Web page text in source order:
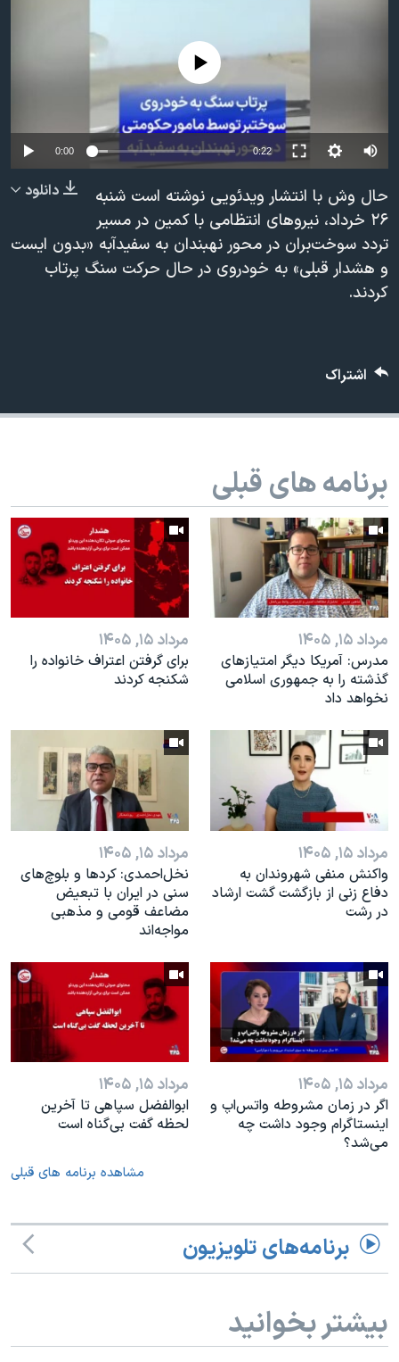
حقوق شهروندی
علم و فناوری
اسرائیل در جنگ
آرشیو پخش زنده
انتخابات ریاست جمهوری آمریکا ۲۰۲۴
حمله جمهوری اسلامی به اسرائیل
ورزش زنان در ایران
مجموعه مستندهای دادخواهی
تریبونال مردمی آبان ۹۸
دادگاه حمید نوری
اعتراضات مردمی آبان ۹۸
همایش محافظه‌کاران آمریکا «سی‌پک»
سفر پرزیدنت ترامپ به چین
زبانهای مختلف
No media source currently available
0:00 0:22
دانلود
حال وش با انتشار ویدئویی نوشته است شنبه
۲۶ خرداد، نیروهای انتظامی با کمین در مسیر
تردد سوخت‌بران در محور نهبندان به سفیدآبه «بدون ایست
و هشدار قبلی» به خودروی در حال حرکت سنگ پرتاب
کردند.
اشتراک
برنامه های قبلی
مرداد ۱۵, ۱۴۰۵
مدرس: آمریکا دیگر امتیازهای
گذشته را به جمهوری اسلامی
نخواهد داد
مرداد ۱۵, ۱۴۰۵
براى گرفتن اعتراف خانواده را
شكنجه کردند
مرداد ۱۵, ۱۴۰۵
واکنش منفی شهروندان به
دفاع زنی از بازگشت گشت ارشاد
در رشت
مرداد ۱۵, ۱۴۰۵
نخل‌احمدی: کردها و بلوچ‌های
سنی در ایران با تبعیض
مضاعف قومی و مذهبی
مواجه‌اند
مرداد ۱۵, ۱۴۰۵
اگر در زمان مشروطه واتس‌اپ و
اینستاگرام وجود داشت چه
مى‌شد؟
مرداد ۱۵, ۱۴۰۵
ابوالفضل سپاهی تا آخرین
لحظه گفت بی‌گناه است
مشاهده برنامه های قبلی
برنامه‌های تلویزیون
بیشتر بخوانید